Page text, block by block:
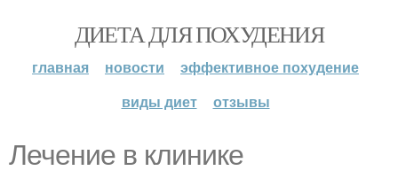
ДИЕТА ДЛЯ ПОХУДЕНИЯ
главная новости
эффективное похудение
виды диет
отзывы
Лечение в клинике